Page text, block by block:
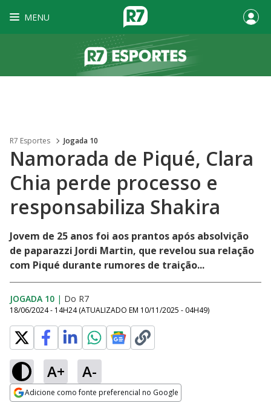
MENU
R7 Esportes Jogada 10
Namorada de Piqué, Clara
Chia perde processo e
responsabiliza Shakira
Jovem de 25 anos foi aos prantos após absolvição
de paparazzi Jordi Martin, que revelou sua relação
com Piqué durante rumores de traição...
JOGADA 10 | Do R7
18/06/2024 - 14H24 (ATUALIZADO EM 10/11/2025 - 04H49)
A+ A-
Adicione como fonte preferencial no Google